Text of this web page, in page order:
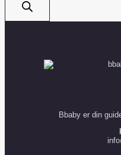
Bbaby er din